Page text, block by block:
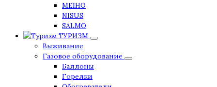
MEIHO
NISUS
SALMO
ТУРИЗМ
Выживание
Газовое оборудование
Баллоны
Горелки